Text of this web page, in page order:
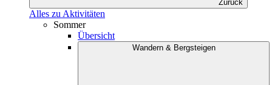
Zurück
Alles zu Aktivitäten
Sommer
Übersicht
Wandern & Bergsteigen